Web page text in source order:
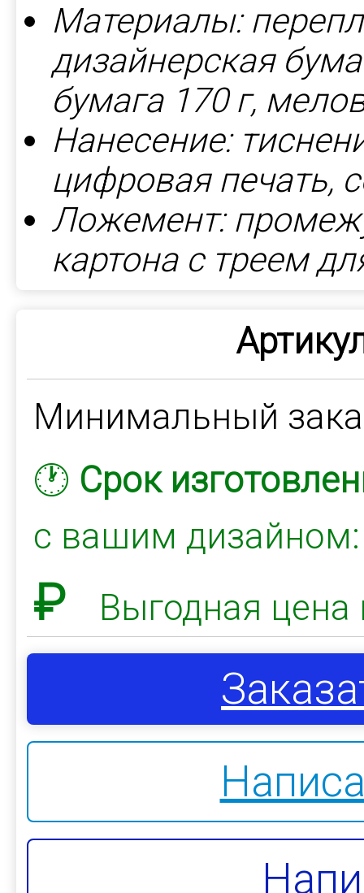
Материалы:
дизайнерская
бумага 170 г,
Нанесение:
цифровая печать,
Ложемент:
картона с треем
Минимальный
🕐 Срок
с вашим
₽ Выгодная